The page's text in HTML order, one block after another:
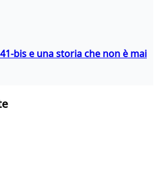
bis e una storia che non è mai